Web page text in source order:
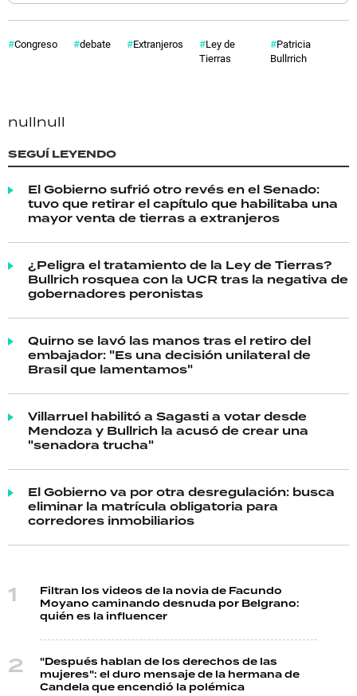
Congreso debate Extranjeros
Ley de
Tierras
Patricia
Bullrrich
nullnull
SEGUÍ LEYENDO
El Gobierno sufrió otro revés en el Senado:
tuvo que retirar el capítulo que habilitaba una
mayor venta de tierras a extranjeros
¿Peligra el tratamiento de la Ley de Tierras?
Bullrich rosquea con la UCR tras la negativa de
gobernadores peronistas
Quirno se lavó las manos tras el retiro del
embajador: "Es una decisión unilateral de
Brasil que lamentamos"
Villarruel habilitó a Sagasti a votar desde
Mendoza y Bullrich la acusó de crear una
"senadora trucha"
El Gobierno va por otra desregulación: busca
eliminar la matrícula obligatoria para
corredores inmobiliarios
Filtran los videos de la novia de Facundo
Moyano caminando desnuda por Belgrano:
quién es la influencer
"Después hablan de los derechos de las
mujeres": el duro mensaje de la hermana de
Candela que encendió la polémica